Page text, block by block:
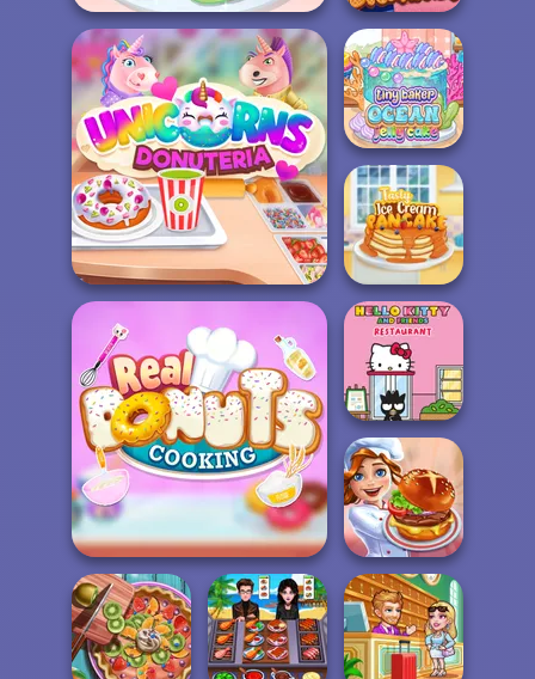
Yummy Donut Factory
Unicorns Donuteria
Real Donuts Cooking
Boyfriend Makes
Me Breakfast
Tiny Baker Ocean
Jelly Cake
Tasty Ice Cream
Pancake
Hello Kitty And
Friends Restau...
Cooking Festival